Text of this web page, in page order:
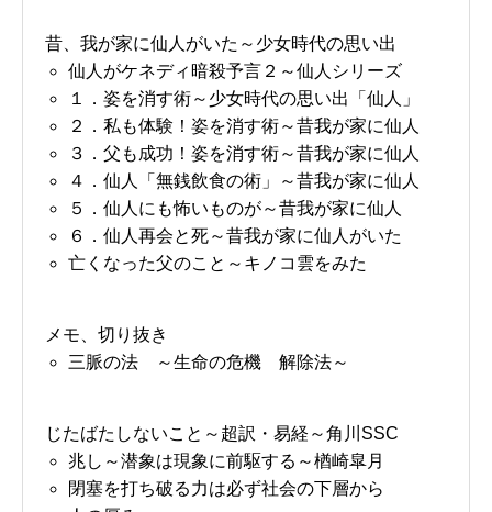
昔、我が家に仙人がいた～少女時代の思い出
仙人がケネディ暗殺予言２～仙人シリーズ
１．姿を消す術～少女時代の思い出「仙人」
２．私も体験！姿を消す術～昔我が家に仙人
３．父も成功！姿を消す術～昔我が家に仙人
４．仙人「無銭飲食の術」～昔我が家に仙人
５．仙人にも怖いものが～昔我が家に仙人
６．仙人再会と死～昔我が家に仙人がいた
亡くなった父のこと～キノコ雲をみた
メモ、切り抜き
三脈の法 ～生命の危機 解除法～
じたばたしないこと～超訳・易経～角川SSC
兆し～潜象は現象に前駆する～楢崎皐月
閉塞を打ち破る力は必ず社会の下層から